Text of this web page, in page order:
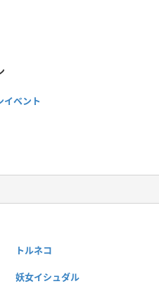
イベント
トルネコ
妖女イシュダル